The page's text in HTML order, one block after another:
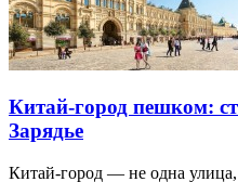
Китай-город пешком:
Зарядье
Китай-город — не одна